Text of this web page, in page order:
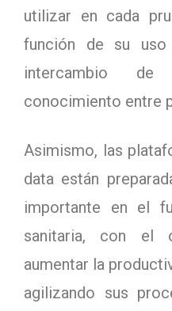
utilizar en cada
función de su
intercambio
conocimiento entre
Asimismo, las
data están
importante en el
sanitaria, con el
aumentar la
agilizando sus